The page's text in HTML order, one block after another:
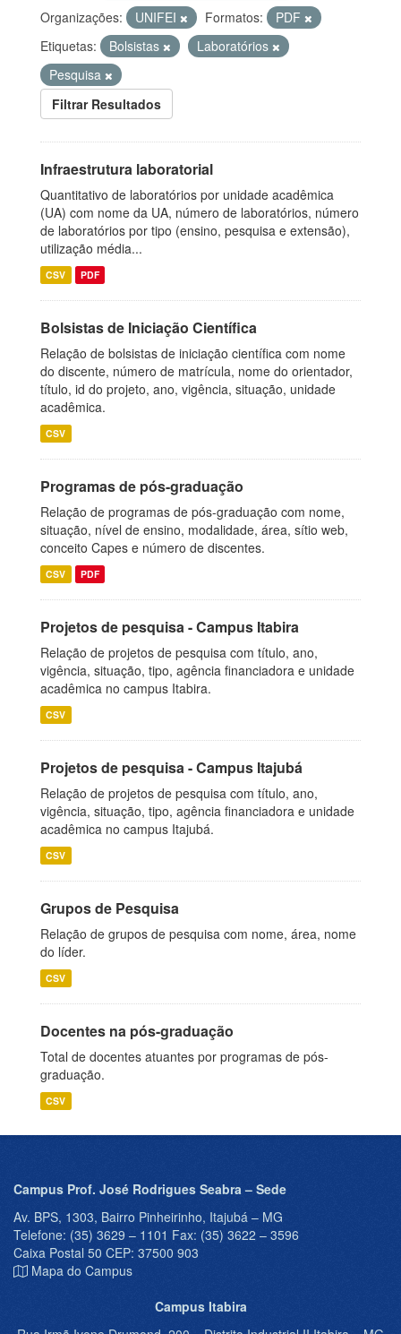
Organizações:
UNIFEI Formatos:
PDF
Etiquetas:
Bolsistas
Laboratórios
Pesquisa
Filtrar Resultados
Infraestrutura laboratorial
Quantitativo de laboratórios por unidade acadêmica
(UA) com nome da UA, número de laboratórios, número
de laboratórios por tipo (ensino, pesquisa e extensão),
utilização média...
CSV PDF
Bolsistas de Iniciação Científica
Relação de bolsistas de iniciação científica com nome
do discente, número de matrícula, nome do orientador,
título, id do projeto, ano, vigência, situação, unidade
acadêmica.
CSV
Programas de pós-graduação
Relação de programas de pós-graduação com nome,
situação, nível de ensino, modalidade, área, sítio web,
conceito Capes e número de discentes.
CSV PDF
Projetos de pesquisa - Campus Itabira
Relação de projetos de pesquisa com título, ano,
vigência, situação, tipo, agência financiadora e unidade
acadêmica no campus Itabira.
CSV
Projetos de pesquisa - Campus Itajubá
Relação de projetos de pesquisa com título, ano,
vigência, situação, tipo, agência financiadora e unidade
acadêmica no campus Itajubá.
CSV
Grupos de Pesquisa
Relação de grupos de pesquisa com nome, área, nome
do líder.
CSV
Docentes na pós-graduação
Total de docentes atuantes por programas de pós-
graduação.
CSV
Campus Prof. José Rodrigues Seabra – Sede
Av. BPS, 1303, Bairro Pinheirinho, Itajubá – MG
Telefone: (35) 3629 – 1101 Fax: (35) 3622 – 3596
Caixa Postal 50 CEP: 37500 903
Mapa do Campus
Campus Itabira